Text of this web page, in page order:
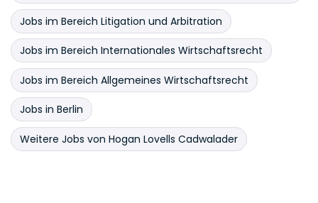
Jobs im Bereich Litigation und Arbitration
Jobs im Bereich Internationales Wirtschaftsrecht
Jobs im Bereich Allgemeines Wirtschaftsrecht
Jobs in Berlin
Weitere Jobs von Hogan Lovells Cadwalader